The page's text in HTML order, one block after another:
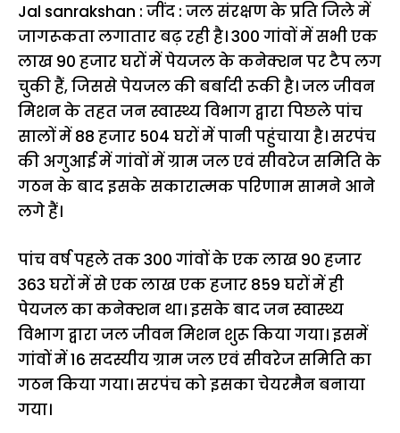
Jal sanrakshan : जींद : जल संरक्षण के प्रति जिले में
जागरूकता लगातार बढ़ रही है। 300 गांवों में सभी एक
लाख 90 हजार घरों में पेयजल के कनेक्शन पर टैप लग
चुकी हैं, जिससे पेयजल की बर्बादी रूकी है। जल जीवन
मिशन के तहत जन स्वास्थ्य विभाग द्वारा पिछले पांच
सालों में 88 हजार 504 घरों में पानी पहुंचाया है। सरपंच
की अगुआई में गांवों में ग्राम जल एवं सीवरेज समिति के
गठन के बाद इसके सकारात्मक परिणाम सामने आने
लगे हैं।
पांच वर्ष पहले तक 300 गांवों के एक लाख 90 हजार
363 घरों में से एक लाख एक हजार 859 घरों में ही
पेयजल का कनेक्शन था। इसके बाद जन स्वास्थ्य
विभाग द्वारा जल जीवन मिशन शुरू किया गया। इसमें
गांवों में 16 सदस्यीय ग्राम जल एवं सीवरेज समिति का
गठन किया गया। सरपंच को इसका चेयरमैन बनाया
गया।